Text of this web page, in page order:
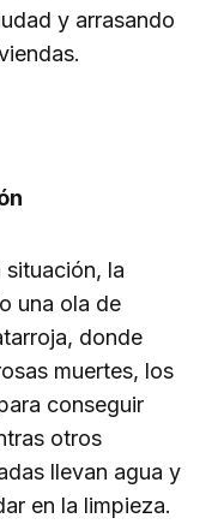
y arrasando
la
una ola de
donde
muertes, los
conseguir
otros
llevan agua y
en la limpieza.